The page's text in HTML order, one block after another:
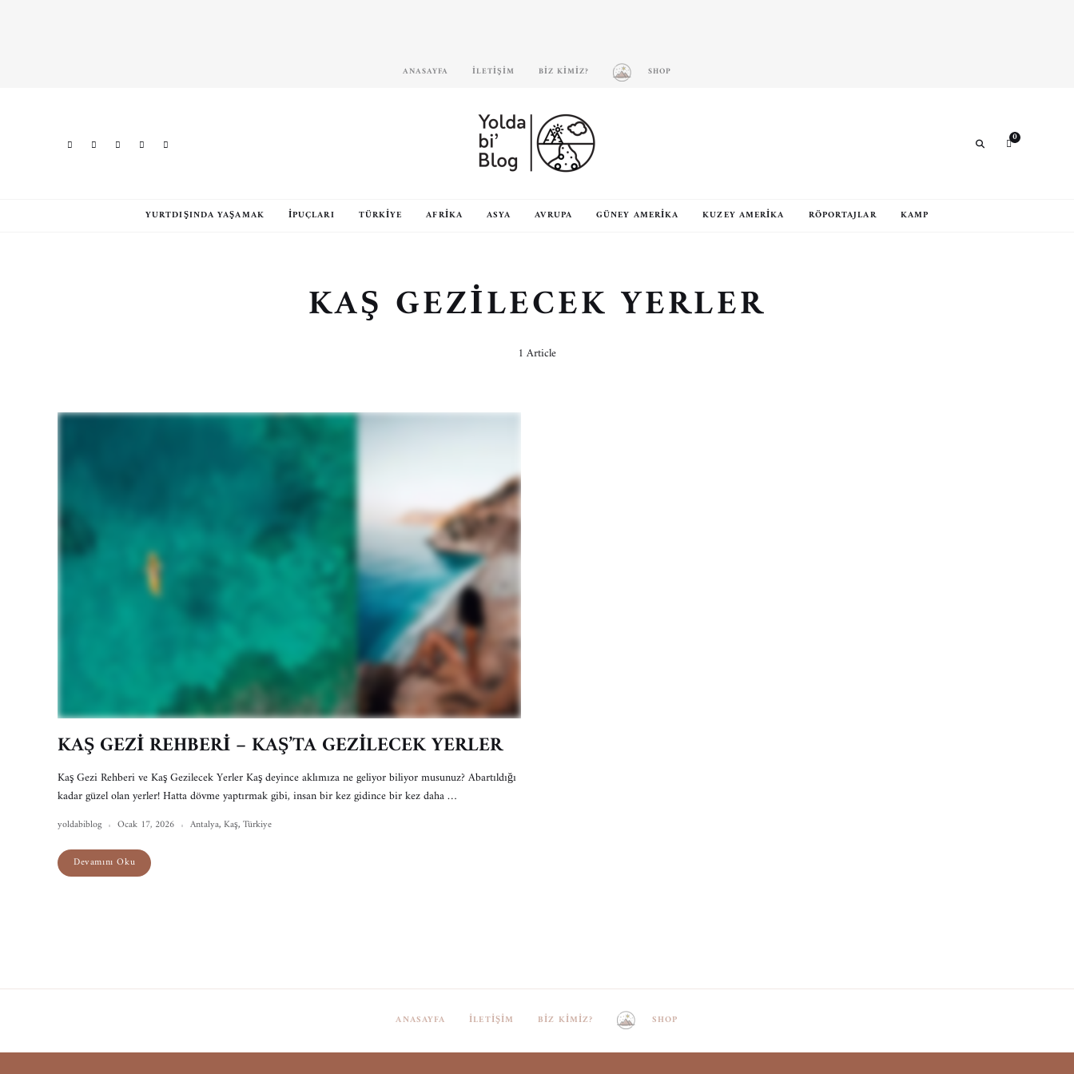
ANASAYFA İLETIŞIM BIZ KIMIZ? SHOP
0
YURTDIŞINDA YAŞAMAK İPUÇLARI TÜRKIYE AFRIKA ASYA AVRUPA GÜNEY AMERIKA KUZEY AMERIKA RÖPORTAJLAR KAMP
KAŞ GEZILECEK YERLER
1 Article
KAŞ GEZİ REHBERİ – KAŞ’TA GEZİLECEK YERLER
Kaş Gezi Rehberi ve Kaş Gezilecek Yerler Kaş deyince aklımıza ne geliyor biliyor musunuz? Abartıldığı
kadar güzel olan yerler! Hatta dövme yaptırmak gibi, insan bir kez gidince bir kez daha …
yoldabiblog Ocak 17, 2026 Antalya,Kaş,Türkiye
Devamını Oku
ANASAYFA İLETIŞIM BIZ KIMIZ? SHOP